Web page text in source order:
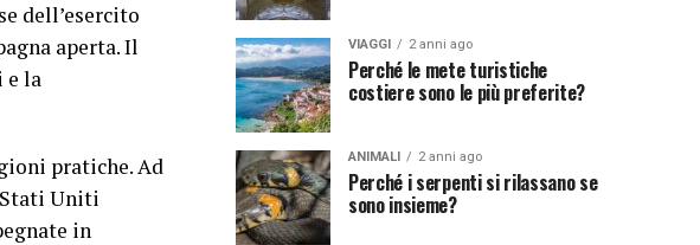
dell’esercito
aperta. Il
e la
pratiche. Ad
Stati Uniti
in
VIAGGI 2 anni ago
Perché le mete turistiche
costiere sono le più preferite?
ANIMALI 2 anni ago
Perché i serpenti si rilassano se
sono insieme?